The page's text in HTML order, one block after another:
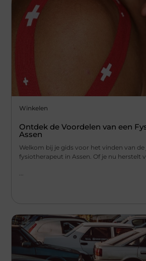
Winkelen
Ontdek de Voordelen van een
Assen
Welkom bij je gids voor het vinden van de
fysiotherapeut in Assen. Of je nu herstelt